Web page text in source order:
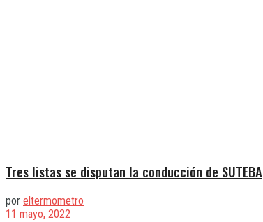
Tres listas se disputan la conducción de SUTEBA
por eltermometro
11 mayo, 2022